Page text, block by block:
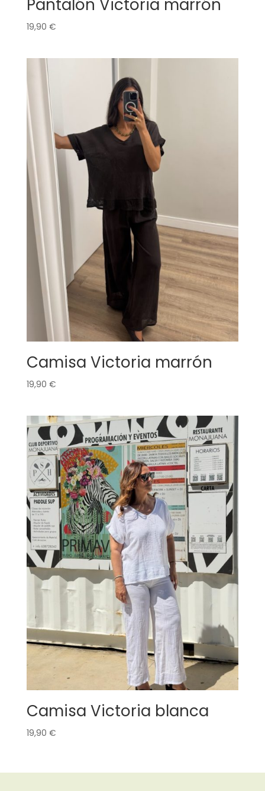
Pantalón Victoria marrón
19,90 €
Camisa Victoria marrón
19,90 €
Camisa Victoria blanca
19,90 €
CONSIGUE 5% DE
DESCUENTO EN TU
PRIMERA COMPRA.
Regístrate para recibir el descuento.
Email
ME SUSCRIBO
NO, GRACIAS